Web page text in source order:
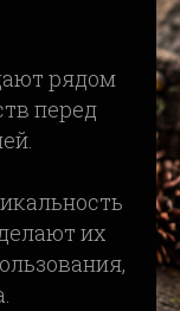
рядом
перед
их